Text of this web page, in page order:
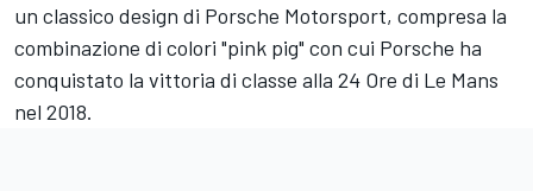
un classico design di Porsche Motorsport, compresa la
combinazione di colori "pink pig" con cui Porsche ha
conquistato la vittoria di classe alla 24 Ore di Le Mans
nel 2018.